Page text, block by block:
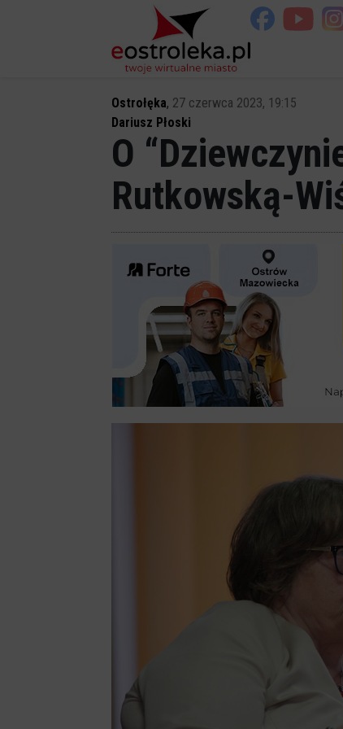
Ostrołęka, 27 czerwca 2023, 19:15
Dariusz Płoski
O
Rutkowską-